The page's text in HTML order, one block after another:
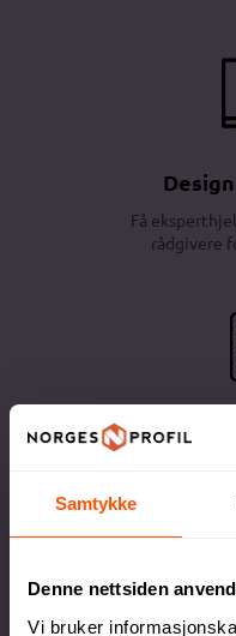
Samtykke
Denne nettsiden
Vi bruker
Få
rådgivere